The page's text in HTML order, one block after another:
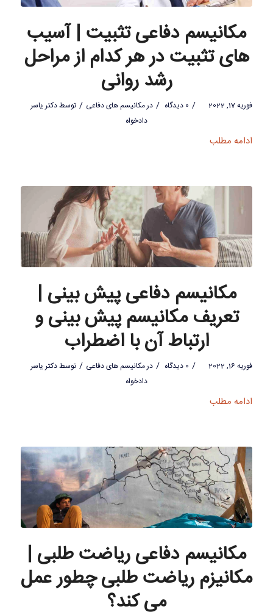
مکانیسم دفاعی تثبیت | آسیب
های تثبیت در هر کدام از مراحل
رشد روانی
فوریه 17, 2022 / 0 دیدگاه / درمکانیسم های دفاعی / توسطدکتر یاسر
دادخواه
ادامه مطلب
مکانیسم دفاعی پیش بینی |
تعریف مکانیسم پیش بینی و
ارتباط آن با اضطراب
فوریه 16, 2022 / 0 دیدگاه / درمکانیسم های دفاعی / توسطدکتر یاسر
دادخواه
ادامه مطلب
مکانیسم دفاعی ریاضت طلبی |
مکانیزم ریاضت طلبی چطور عمل
می کند؟